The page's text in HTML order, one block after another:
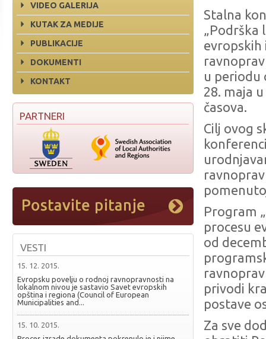
VIDEO GALERIJA
KUTAK ZA MEDIJE
PUBLIKACIJE
DOKUMENTI
KONTAKT
PARTNERI
VESTI
15. 12. 2015.
Evropsku povelju o rodnoj ravnopravnosti na
lokalnom nivou je sastavio Savet evropskih
opština i regiona (Council of European
Municipalities and...
15. 10. 2015.
Stalna
„Podrška
evropskih
u periodu
28. maja
časova.
Cilj ovog
Program
procesu
od
privodi
postave
Za sve